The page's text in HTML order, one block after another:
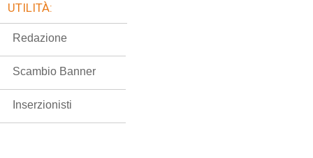
UTILITÀ:
Redazione
Scambio Banner
Inserzionisti